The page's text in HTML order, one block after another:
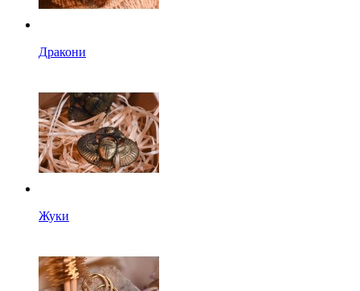
Дракони
Жуки